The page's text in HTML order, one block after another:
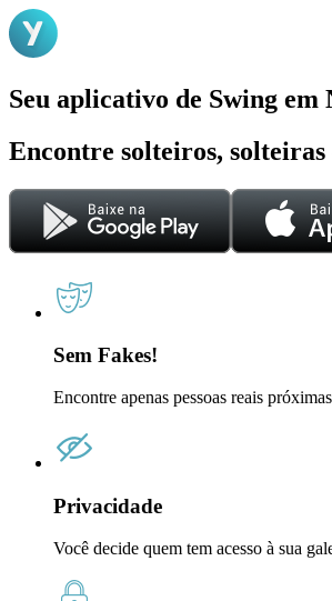
Seu aplicativo de Swing
Encontre solteiros,
Sem Fakes!
Encontre apenas pessoas reais
Privacidade
Você decide quem tem acesso à sua